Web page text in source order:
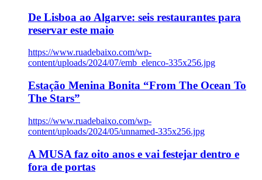
De Lisboa ao Algarve: seis restaurantes para
reservar este maio
https://www.ruadebaixo.com/wp-
content/uploads/2024/07/emb_elenco-335x256.jpg
Estação Menina Bonita “From The Ocean To
The Stars”
https://www.ruadebaixo.com/wp-
content/uploads/2024/05/unnamed-335x256.jpg
A MUSA faz oito anos e vai festejar dentro e
fora de portas